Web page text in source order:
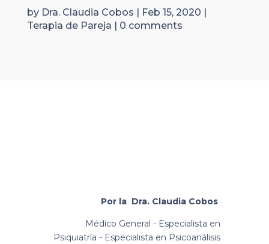
by Dra. Claudia Cobos | Feb 15, 2020 |
Terapia de Pareja | 0 comments
Por la Dra. Claudia Cobos
Médico General - Especialista en
Psiquiatría - Especialista en Psicoanálisis